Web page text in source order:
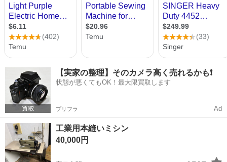
【実家の整理】そのカメラ高く売れるかも❗️
状態が悪くてもOK！最大限買取します
プリフラ Ad
工業用本縫いミシン
40,000円